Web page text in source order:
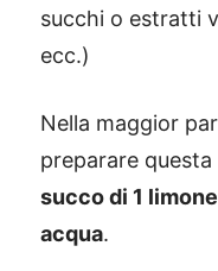
succhi o estratti
ecc.)
Nella maggior
preparare
succo di 1
acqua.